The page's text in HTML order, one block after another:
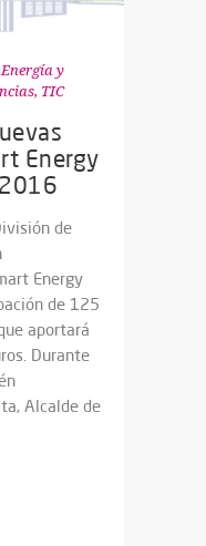
Energía y
, TIC
Energy
de
Energy
de 125
aportará
Durante
Alcalde de